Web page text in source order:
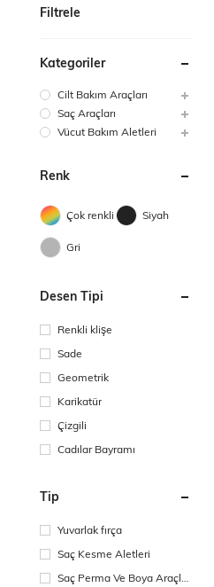
Filtrele
Kategoriler
Cilt Bakım Araçları
Saç Araçları
Vücut Bakım Aletleri
Renk
Çok renkli Siyah
Gri
Desen Tipi
Renkli klişe
Sade
Geometrik
Karikatür
Çizgili
Cadılar Bayramı
Tip
Yuvarlak fırça
Saç Kesme Aletleri
Saç Perma Ve Boya Araçlar